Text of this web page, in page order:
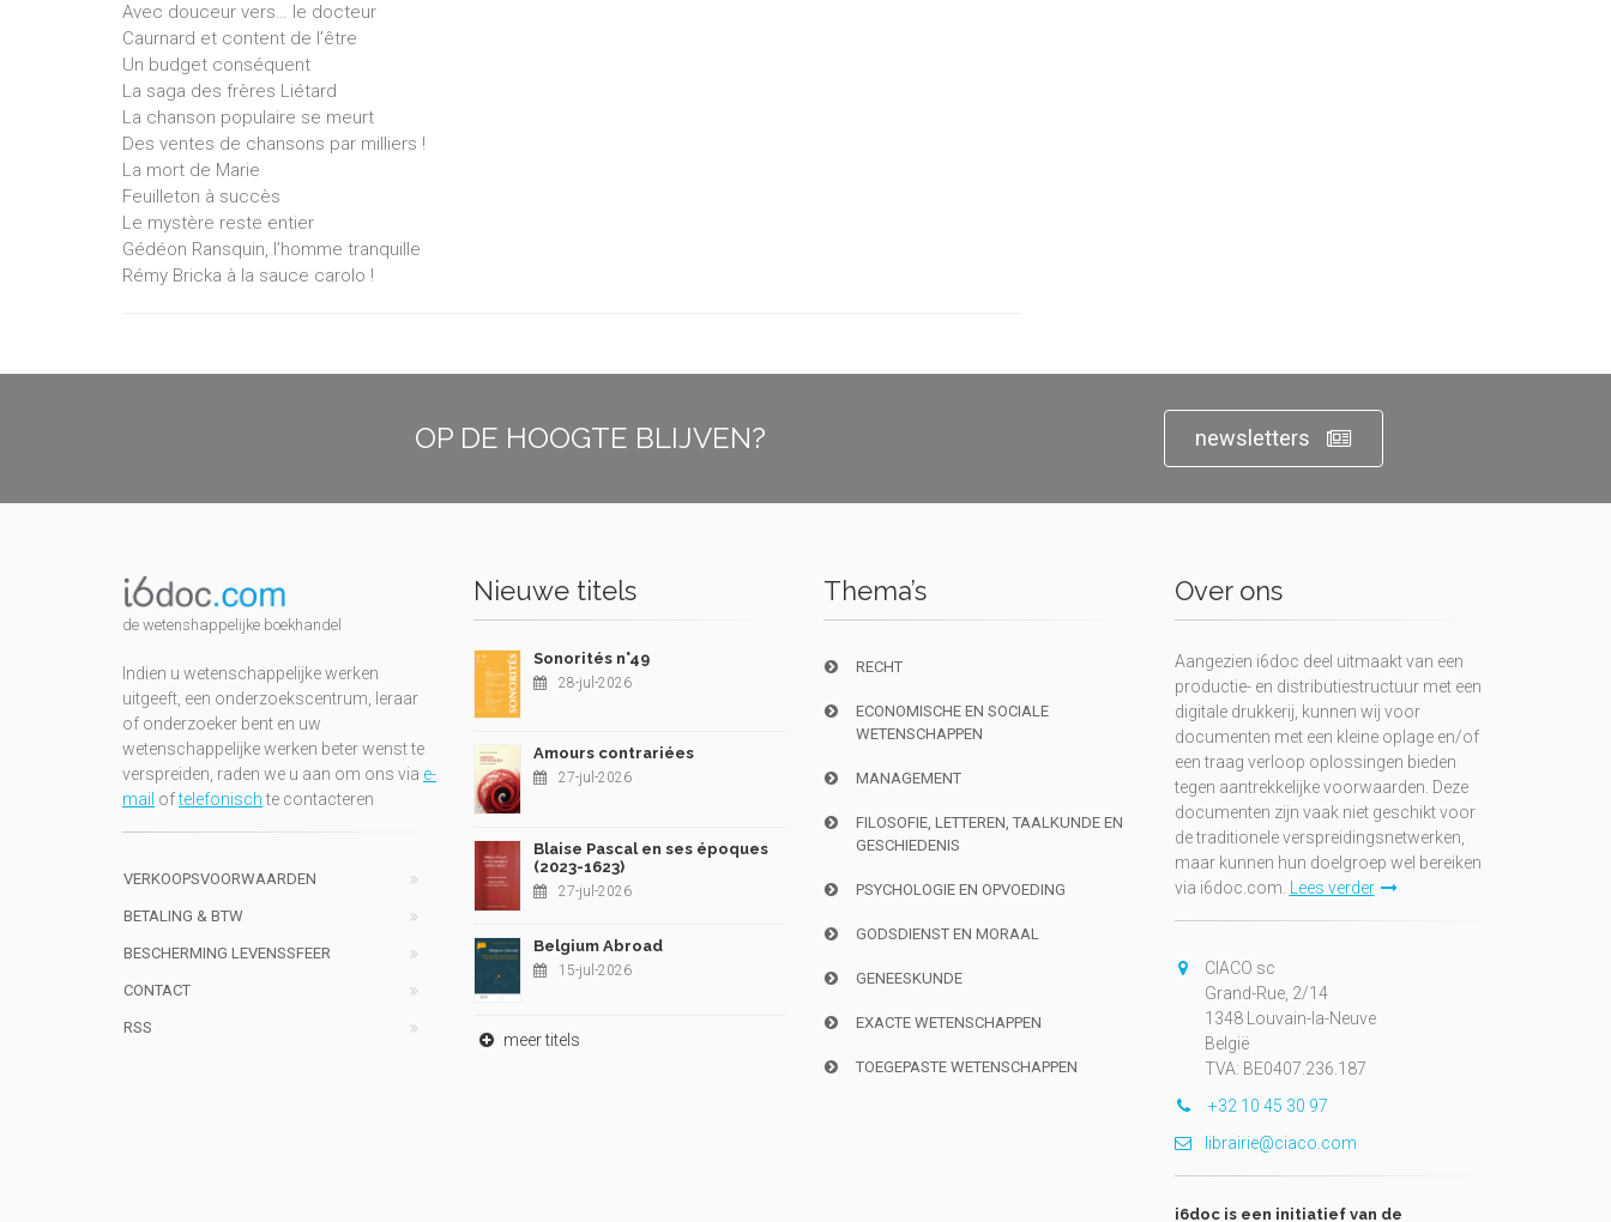
Avec douceur vers… le docteur
Caurnard et content de l’être
Un budget conséquent
La saga des frères Liétard
La chanson populaire se meurt
Des ventes de chansons par milliers !
La mort de Marie
Feuilleton à succès
Le mystère reste entier
Gédéon Ransquin, l’homme tranquille
Rémy Bricka à la sauce carolo !
OP DE HOOGTE BLIJVEN? newsletters
de wetenshappelijke boekhandel
Indien u wetenschappelijke werken
uitgeeft, een onderzoekscentrum, leraar
of onderzoeker bent en uw
wetenschappelijke werken beter wenst te
verspreiden, raden we u aan om ons via e-
mail oftelefonischte contacteren
VERKOOPSVOORWAARDEN
BETALING & BTW
BESCHERMING LEVENSSFEER
CONTACT
RSS
Nieuwe titels
Sonorités n°49
28-jul-2026
Amours contrariées
27-jul-2026
Blaise Pascal en ses époques
(2023-1623)
27-jul-2026
Belgium Abroad
15-jul-2026
meer titels
Thema’s
RECHT
ECONOMISCHE EN SOCIALE
WETENSCHAPPEN
MANAGEMENT
FILOSOFIE, LETTEREN, TAALKUNDE EN
GESCHIEDENIS
PSYCHOLOGIE EN OPVOEDING
GODSDIENST EN MORAAL
GENEESKUNDE
EXACTE WETENSCHAPPEN
TOEGEPASTE WETENSCHAPPEN
Over ons
Aangezien i6doc deel uitmaakt van een
productie- en distributiestructuur met een
digitale drukkerij, kunnen wij voor
documenten met een kleine oplage en/of
een traag verloop oplossingen bieden
tegen aantrekkelijke voorwaarden. Deze
documenten zijn vaak niet geschikt voor
de traditionele verspreidingsnetwerken,
maar kunnen hun doelgroep wel bereiken
via i6doc.com.
Lees verder
CIACO sc
Grand-Rue, 2/14
1348 Louvain-la-Neuve
België
TVA: BE0407.236.187
+32 10 45 30 97
librairie@ciaco.com
i6doc is een initiatief van de